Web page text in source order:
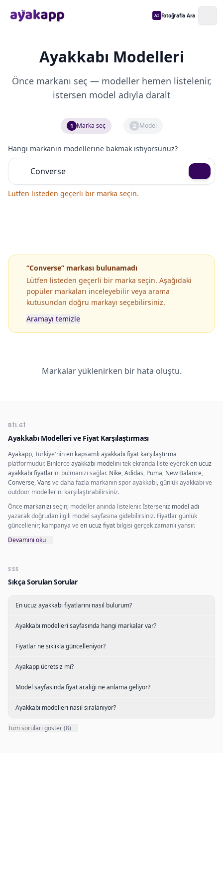
AI Fotoğrafla Ara
Ayakkabı Modelleri
Önce markanı seç — modeller hemen listelenir,
istersen model adıyla daralt
1 Marka seç 2 Model
Hangi markanın modellerine bakmak istiyorsunuz?
Lütfen listeden geçerli bir marka seçin.
“Converse” markası bulunamadı
Lütfen listeden geçerli bir marka seçin. Aşağıdaki
popüler markaları inceleyebilir veya arama
kutusundan doğru markayı seçebilirsiniz.
Aramayı temizle
Markalar yüklenirken bir hata oluştu.
BILGI
Ayakkabı Modelleri ve Fiyat Karşılaştırması
Ayakapp, Türkiye'ninen kapsamlı ayakkabı fiyat karşılaştırma
platformudur. Binlerce ayakkabı modelini tek ekranda listeleyereken ucuz
ayakkabı fiyatlarını bulmanızı sağlar. Nike,Adidas, Puma, New Balance,
Converse,Vans ve daha fazla markanın spor ayakkabı, günlük ayakkabı ve
outdoor modellerini karşılaştırabilirsiniz.
Önce markanızı seçin; modeller anında listelenir. İsterseniz model adı
yazarak doğrudan ilgili model sayfasına gidebilirsiniz. Fiyatlar günlük
güncellenir; kampanya ve en ucuz fiyat bilgisi gerçek zamanlı yansır.
Devamını oku
SSS
Sıkça Sorulan Sorular
En ucuz ayakkabı fiyatlarını nasıl bulurum?
Ayakkabı modelleri sayfasında hangi markalar var?
Fiyatlar ne sıklıkla güncelleniyor?
Ayakapp ücretsiz mi?
Model sayfasında fiyat aralığı ne anlama geliyor?
Ayakkabı modelleri nasıl sıralanıyor?
Tüm soruları göster (8)